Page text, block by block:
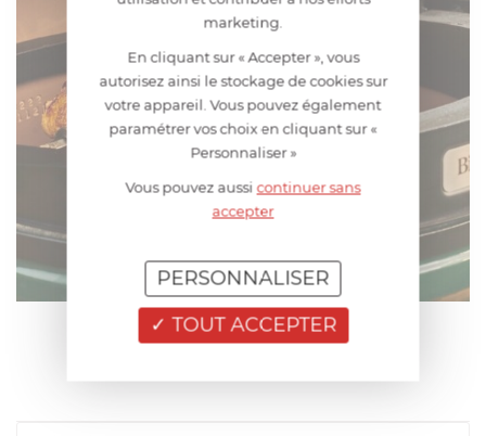
marketing.
En cliquant sur « Accepter », vous
autorisez ainsi le stockage de cookies sur
votre appareil. Vous pouvez également
paramétrer vos choix en cliquant sur «
Personnaliser »
Vous pouvez aussicontinuer sans
accepter
TOUT ACCEPTER
PERSONNALISER